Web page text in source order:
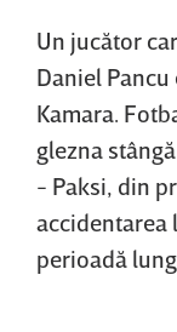
Un jucător
Daniel
Kamara.
glezna
- Paksi, din
accidentarea
perioadă